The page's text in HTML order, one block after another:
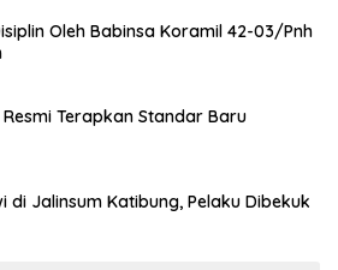
Oleh Babinsa Koramil 42-03/Pnh
Resmi Terapkan Standar Baru
di Jalinsum Katibung, Pelaku Dibekuk